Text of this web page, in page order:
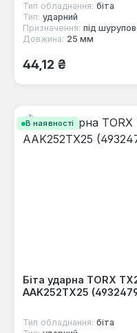
Тип обладнання: біта
Тип: ударний
Призначення: під
Довжина: 25 мм
Звичайна ціна:
44,12 ₴
В наявності
Біта ударна TORX
AAK252TX25
Тип обладнання: біта